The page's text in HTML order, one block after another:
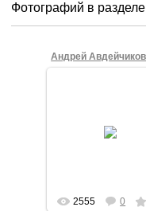
Фотографий в разделе
Андрей Авдейчиков
Андрей Авдейчиков
сентября 2012 года
2555 0